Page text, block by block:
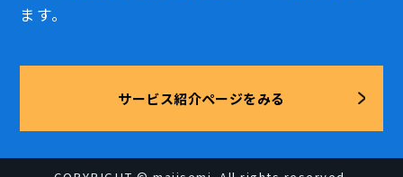
ます。
サービス紹介ページをみる